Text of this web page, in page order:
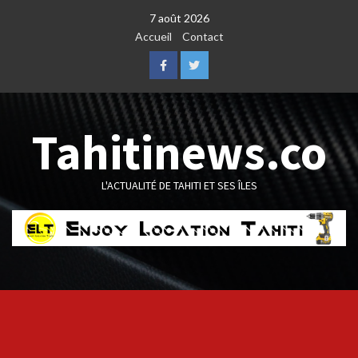
7 août 2026
Accueil
Contact
FacebookTwitter
Tahitinews.co
L'ACTUALITÉ DE TAHITI ET SES ÎLES